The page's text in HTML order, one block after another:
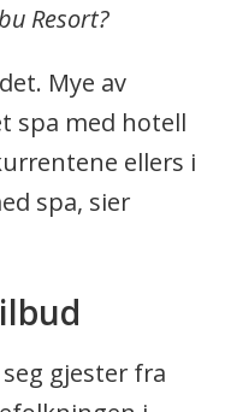
Resort?
Mye av
spa med hotell
ellers i
spa, sier
gjester fra